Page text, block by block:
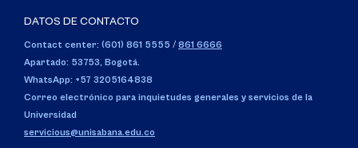
DATOS DE CONTACTO
Contact center: (601) 861 5555 / 861 6666
Apartado: 53753, Bogotá.
WhatsApp: +57 3205164838
Correo electrónico para inquietudes generales y servicios de la
Universidad
servicious@unisabana.edu.co